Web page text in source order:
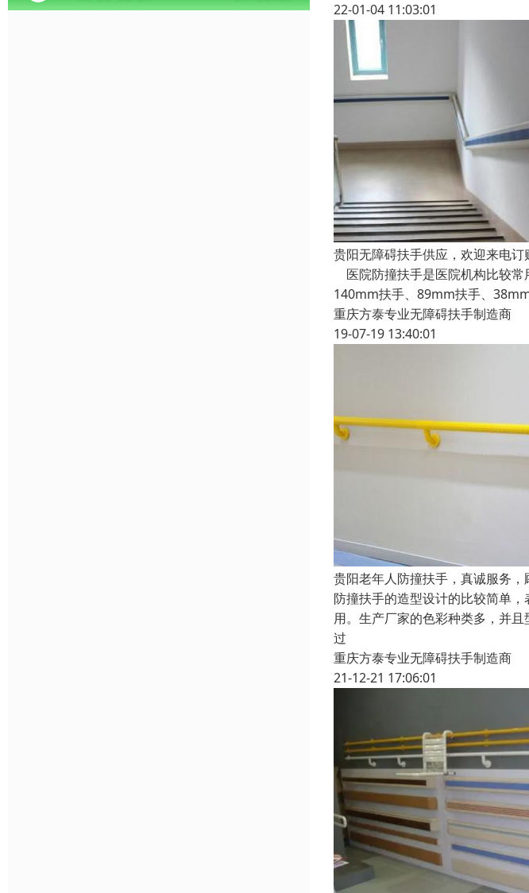
22-01-04 11:03:01
贵阳无障碍扶手供应，欢迎来电订
医院防撞扶手是医院机构比较常
140mm扶手、89mm扶手、
重庆方泰专业无障碍扶手制造商
19-07-19 13:40:01
贵阳老年人防撞扶手，真诚服务，
防撞扶手的造型设计的比较简单
用。生产厂家的色彩种类多，并
过
重庆方泰专业无障碍扶手制造商
21-12-21 17:06:01